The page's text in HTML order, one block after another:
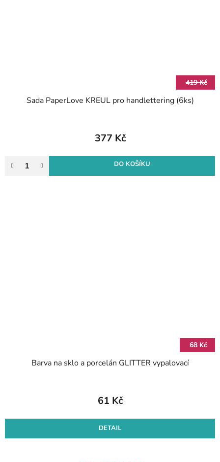
419 Kč
Sada PaperLove KREUL pro handlettering (6ks)
377 Kč
DO KOŠÍKU
68 Kč
Barva na sklo a porcelán GLITTER vypalovací
61 Kč
DETAIL